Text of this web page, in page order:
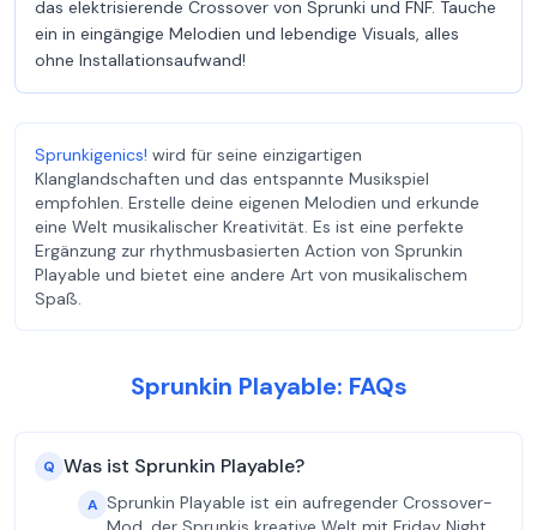
das elektrisierende Crossover von Sprunki und FNF. Tauche
ein in eingängige Melodien und lebendige Visuals, alles
ohne Installationsaufwand!
Sprunkigenics! wird für seine einzigartigen
Klanglandschaften und das entspannte Musikspiel
empfohlen. Erstelle deine eigenen Melodien und erkunde
eine Welt musikalischer Kreativität. Es ist eine perfekte
Ergänzung zur rhythmusbasierten Action von Sprunkin
Playable und bietet eine andere Art von musikalischem
Spaß.
Sprunkin Playable: FAQs
Q Was ist Sprunkin Playable?
A Sprunkin Playable ist ein aufregender Crossover-